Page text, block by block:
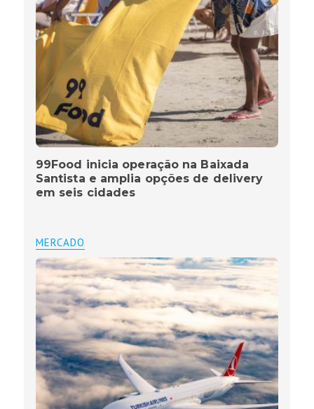
99Food inicia operação na Baixada
Santista e amplia opções de delivery
em seis cidades
MERCADO